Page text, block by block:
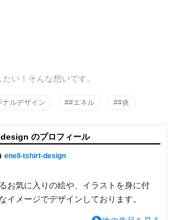
い！そんな想いです。
ナルデザイン ##エネル ##炎
のプロフィール
enell-tshirt-design
お気に入りの絵や、イラストを身に付
イメージでデザインしております。